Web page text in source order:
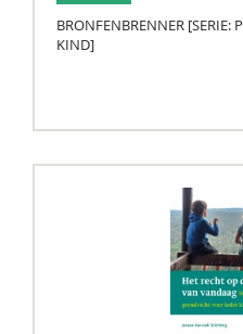
BRONFENBRENNER [SERIE:
KIND]